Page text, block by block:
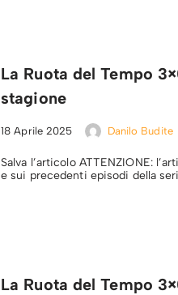
La Ruota del Tempo
stagione
18 Aprile 2025 Danilo Budite
Salva l’articolo ATTENZIONE:
e sui precedenti episodi della
La Ruota del Tempo